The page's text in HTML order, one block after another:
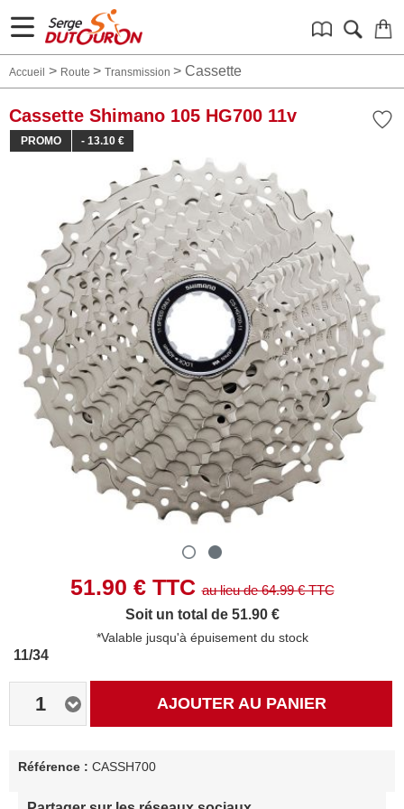
Accueil > Route > Transmission > Cassette
Cassette Shimano 105 HG700 11v
PROMO - 13.10 €
51.90 € TTCau lieu de64.99€ TTC
Soit un total de 51.90 €
*Valable jusqu'à épuisement du stock
11/34
1 AJOUTER AU PANIER
Référence : CASSH700